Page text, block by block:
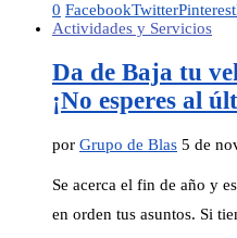
0 FacebookTwitterPinterest
Actividades y Servicios
Da de Baja tu
¡No esperes al
por Grupo de Blas 5 de
Se acerca el fin de año y
en orden tus asuntos. Si